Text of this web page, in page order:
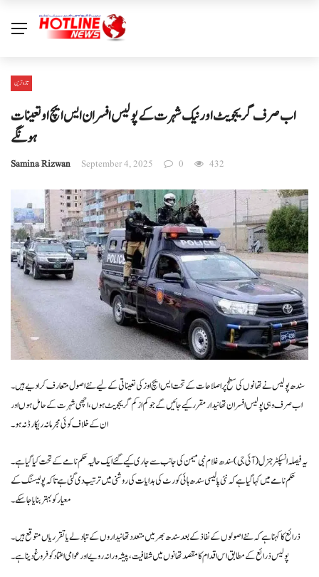
تازہ ترین
اب صرف گریجویٹ اور نیک شہرت کے پولیس افسران ایس ایچ او تعینات
ہونگے
Samina Rizwan September 4, 2025 0 432
سندھ پولیس نے تھانوں کی سطح پر اصلاحات کے تحت ایس ایچ اوز کی تعیناتی کے لیے نئے اصول متعارف کرا دیے ہیں۔
اب صرف وہی پولیس افسران تھانیدار مقرر کیے جائیں گے جو کم از کم گریجویٹ ہوں، اچھی شہرت کے حامل ہوں اور
ان کے خلاف کوئی مجرمانہ ریکارڈ نہ ہو۔
یہ فیصلہ انسپکٹر جنرل (آئی جی) سندھ غلام نبی میمن کی جانب سے جاری کیے گئے ایک حالیہ حکم نامے کے تحت کیا گیا ہے۔
حکم نامے میں کہا گیا ہے کہ نئی پالیسی سندھ ہائی کورٹ کی ہدایات کی روشنی میں ترتیب دی گئی ہے تاکہ پولیسنگ کے
معیار کو بہتر بنایا جا سکے۔
ذرائع کا کہنا ہے کہ نئے اصولوں کے نفاذ کے بعد سندھ بھر میں متعدد تھانیداروں کے تبادلے یا تقرریاں متوقع ہیں۔
پولیس ذرائع کے مطابق اس اقدام کا مقصد تھانوں میں شفافیت، پیشہ ورانہ رویے اور عوامی اعتماد کو فروغ دینا ہے۔